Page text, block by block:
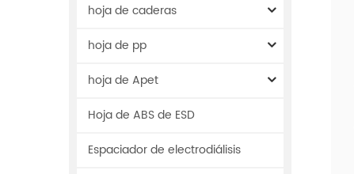
hoja de caderas
hoja de pp
hoja de Apet
Hoja de ABS de ESD
Espaciador de electrodiálisis